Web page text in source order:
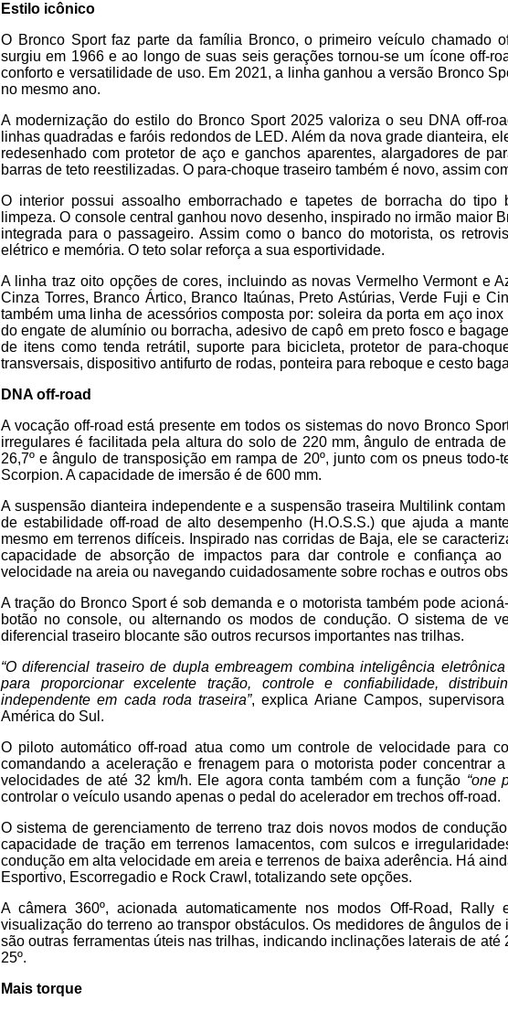
Estilo icônico
O Bronco Sport faz parte da família Bronco, o primeiro veículo chamado
surgiu em 1966 e ao longo de suas seis gerações tornou-se um ícone off-
conforto e versatilidade de uso. Em 2021, a linha ganhou a versão Bronco
no mesmo ano.
A modernização do estilo do Bronco Sport 2025 valoriza o seu DNA off-
linhas quadradas e faróis redondos de LED. Além da nova grade dianteira,
redesenhado com protetor de aço e ganchos aparentes, alargadores de
barras de teto reestilizadas. O para-choque traseiro também é novo, assim
O interior possui assoalho emborrachado e tapetes de borracha do tipo
limpeza. O console central ganhou novo desenho, inspirado no irmão maior
integrada para o passageiro. Assim como o banco do motorista, os
elétrico e memória. O teto solar reforça a sua esportividade.
A linha traz oito opções de cores, incluindo as novas Vermelho Vermont e
Cinza Torres, Branco Ártico, Branco Itaúnas, Preto Astúrias, Verde Fuji e
também uma linha de acessórios composta por: soleira da porta em aço
do engate de alumínio ou borracha, adesivo de capô em preto fosco e
de itens como tenda retrátil, suporte para bicicleta, protetor de para-
transversais, dispositivo antifurto de rodas, ponteira para reboque e cesto
DNA off-road
A vocação off-road está presente em todos os sistemas do novo Bronco
irregulares é facilitada pela altura do solo de 220 mm, ângulo de entrada
26,7º e ângulo de transposição em rampa de 20º, junto com os pneus todo-
Scorpion. A capacidade de imersão é de 600 mm.
A suspensão dianteira independente e a suspensão traseira Multilink
de estabilidade off-road de alto desempenho (H.O.S.S.) que ajuda a
mesmo em terrenos difíceis. Inspirado nas corridas de Baja, ele se
capacidade de absorção de impactos para dar controle e confiança
velocidade na areia ou navegando cuidadosamente sobre rochas e outros
A tração do Bronco Sport é sob demanda e o motorista também pode
botão no console, ou alternando os modos de condução. O sistema de
diferencial traseiro blocante são outros recursos importantes nas trilhas.
“O diferencial traseiro de dupla embreagem combina inteligência
para proporcionar excelente tração, controle e confiabilidade,
independente em cada roda traseira”, explica Ariane Campos,
América do Sul.
O piloto automático off-road atua como um controle de velocidade para
comandando a aceleração e frenagem para o motorista poder concentrar
velocidades de até 32 km/h. Ele agora conta também com a função “one
controlar o veículo usando apenas o pedal do acelerador em trechos off-road.
O sistema de gerenciamento de terreno traz dois novos modos de
capacidade de tração em terrenos lamacentos, com sulcos e
condução em alta velocidade em areia e terrenos de baixa aderência. Há
Esportivo, Escorregadio e Rock Crawl, totalizando sete opções.
A câmera 360º, acionada automaticamente nos modos Off-Road,
visualização do terreno ao transpor obstáculos. Os medidores de ângulos de
são outras ferramentas úteis nas trilhas, indicando inclinações laterais de até
25º.
Mais torque